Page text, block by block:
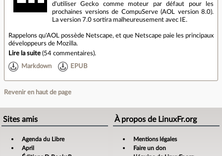
d'utiliser Gecko comme moteur par défaut pour les
prochaines versions de CompuServe (AOL version 8.0).
La version 7.0 sortira malheureusement avec IE.
Rappelons qu'AOL possède Netscape, et que Netscape paie les principaux
développeurs de Mozilla.
Lire la suite (54 commentaires).
Markdown EPUB
Revenir en haut de page
Sites amis
Agenda du Libre
April
À propos de LinuxFr.org
Mentions légales
Faire un don